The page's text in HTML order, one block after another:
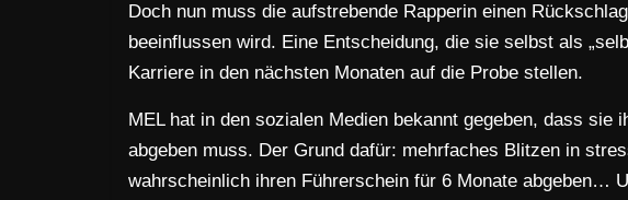
Doch nun muss die aufstrebende Rapperin einen
beeinflussen wird. Eine Entscheidung, die sie selbst als
Karriere in den nächsten Monaten auf die Probe stellen.
MEL hat in den sozialen Medien bekannt gegeben, dass sie
abgeben muss. Der Grund dafür: mehrfaches Blitzen in
wahrscheinlich ihren Führerschein für 6 Monate abgeben…